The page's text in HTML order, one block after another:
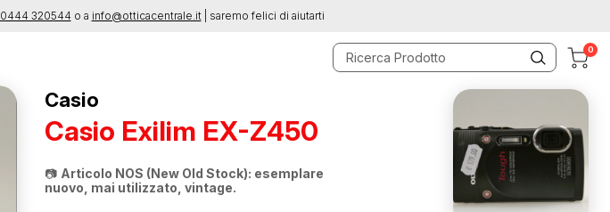
0
Casio
Casio Exilim EX-Z450
📷 Articolo NOS (New Old Stock): esemplare
nuovo, mai utilizzato, vintage.
0444 320544 o a info@otticacentrale.it| saremo felici di aiutarti